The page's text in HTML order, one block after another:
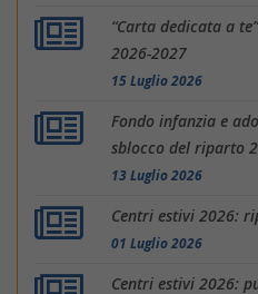
“Carta dedicata a
2026-2027
15 Luglio 2026
Fondo infanzia e
sblocco del riparto
13 Luglio 2026
Centri estivi 2026:
01 Luglio 2026
Centri estivi 2026: